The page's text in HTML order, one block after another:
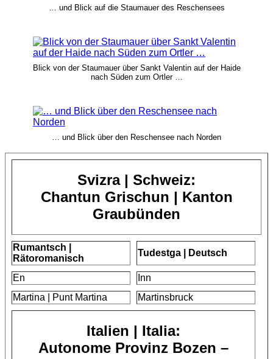
… und Blick auf die Staumauer des Reschensees
Blick von der Staumauer über Sankt Valentin auf der Haide
nach Süden zum Ortler …
… und Blick über den Reschensee nach Norden
Svizra | Schweiz:
Chantun Grischun | Kanton
Graubünden
Rumantsch |
Rätoromanisch
Tudestga | Deutsch
En
Inn
Martina | Punt Martina
Martinsbruck
Italien | Italia:
Autonome Provinz Bozen –